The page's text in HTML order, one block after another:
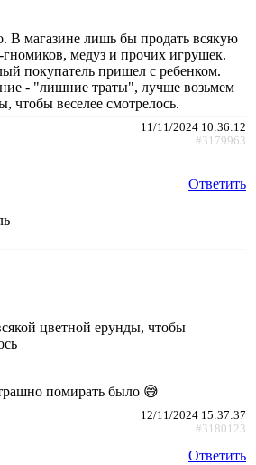
В магазине лишь бы продать всякую
медуз и прочих игрушек.
покупатель пришел с ребенком.
- "лишние траты", лучше возьмем
чтобы веселее смотрелось.
11/11/2024 10:36:12
#3179963
Ответить
цветной ерунды, чтобы
помирать было 😅
12/11/2024 15:37:37
#3180123
Ответить